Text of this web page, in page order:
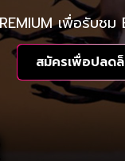
เพื่อรับ
สมัครเพื่อปลด